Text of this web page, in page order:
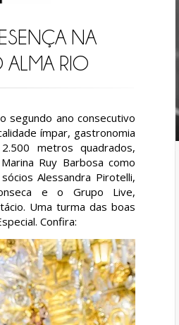
NA
ALMA RIO
segundo ano consecutivo
ímpar, gastronomia
metros quadrados,
Ruy Barbosa como
Alessandra Pirotelli,
e o Grupo Live,
Uma turma das boas
Confira: